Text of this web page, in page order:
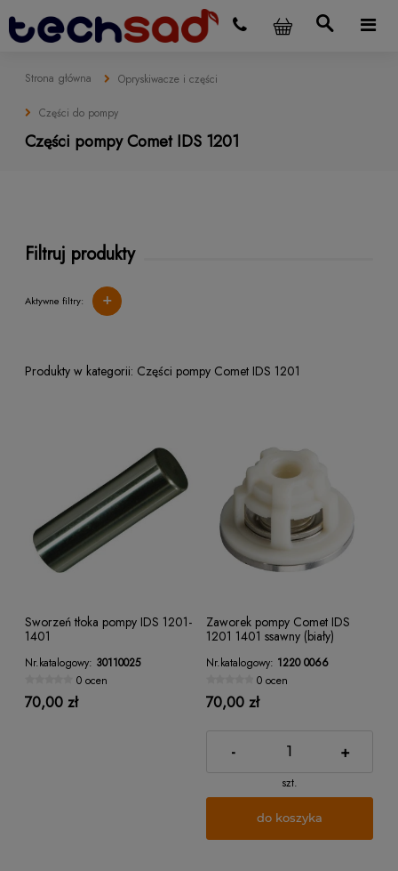
Strona główna Opryskiwacze i części
Części do pompy
Części pompy Comet IDS 1201
Filtruj produkty
Aktywne filtry: +
Części pompy Comet IDS 1201
Sworzeń tłoka pompy IDS 1201-
1401
Nr.katalogowy: 30110025
0 ocen
70,00 zł
Zaworek pompy Comet IDS
1201 1401 ssawny (biały)
Nr.katalogowy: 1220 0066
0 ocen
70,00 zł
- +
szt.
do koszyka